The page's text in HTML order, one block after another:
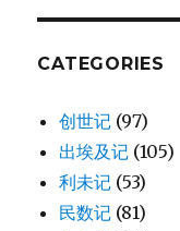
CATEGORIES
创世记 (97)
出埃及记 (105)
利未记 (53)
民数记 (81)